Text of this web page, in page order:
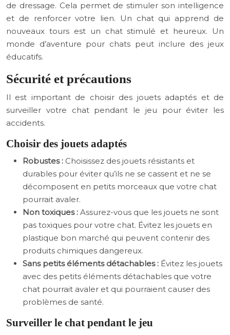
de dressage. Cela permet de stimuler son intelligence
et de renforcer votre lien. Un chat qui apprend de
nouveaux tours est un chat stimulé et heureux. Un
monde d’aventure pour chats peut inclure des jeux
éducatifs.
Sécurité et précautions
Il est important de choisir des jouets adaptés et de
surveiller votre chat pendant le jeu pour éviter les
accidents.
Choisir des jouets adaptés
Robustes : Choisissez des jouets résistants et
durables pour éviter qu’ils ne se cassent et ne se
décomposent en petits morceaux que votre chat
pourrait avaler.
Non toxiques : Assurez-vous que les jouets ne sont
pas toxiques pour votre chat. Évitez les jouets en
plastique bon marché qui peuvent contenir des
produits chimiques dangereux.
Sans petits éléments détachables : Évitez les jouets
avec des petits éléments détachables que votre
chat pourrait avaler et qui pourraient causer des
problèmes de santé.
Surveiller le chat pendant le jeu